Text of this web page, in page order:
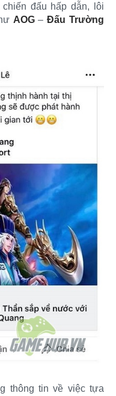
chiến đấu hấp dẫn, lôi
AOG–Đấu Trường
thông tin về việc tựa